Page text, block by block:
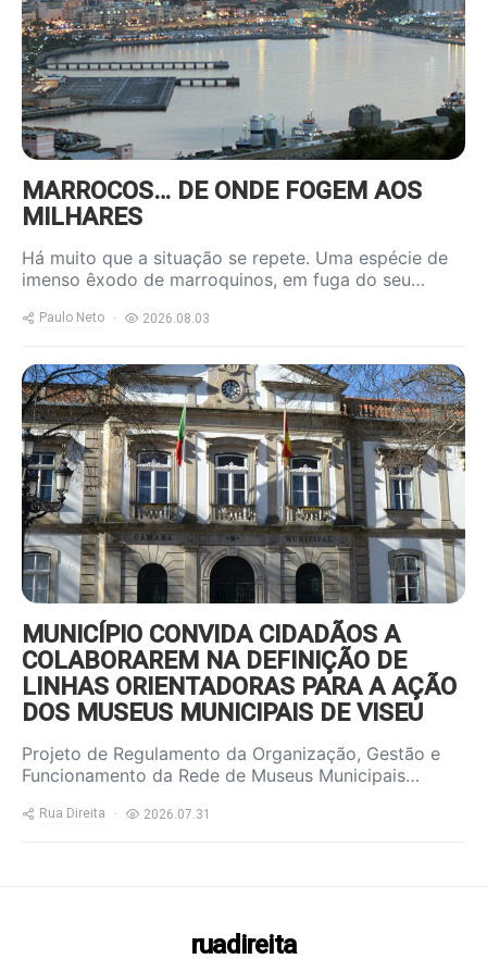
MARROCOS… DE ONDE FOGEM AOS
MILHARES
Há muito que a situação se repete. Uma espécie de
imenso êxodo de marroquinos, em fuga do seu…
Paulo Neto 2026.08.03
https://www.ruadireita.pt/wp-
content/uploads/2026/01/cmviseu-
800x600.jpg
MUNICÍPIO CONVIDA CIDADÃOS A
COLABORAREM NA DEFINIÇÃO DE
LINHAS ORIENTADORAS PARA A AÇÃO
DOS MUSEUS MUNICIPAIS DE VISEU
Projeto de Regulamento da Organização, Gestão e
Funcionamento da Rede de Museus Municipais…
Rua Direita 2026.07.31
ruadireita